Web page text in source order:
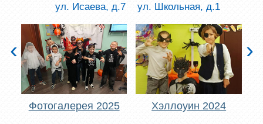
ул. Исаева, д.7
ул. Школьная, д.1
Фотогалерея 2025 Хэллоуин 2024
‹ ›